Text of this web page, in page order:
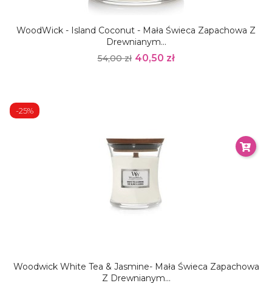
WoodWick - Island Coconut - Mała Świeca Zapachowa Z
Drewnianym...
54,00 zł 40,50 zł
Woodwick White Tea & Jasmine- Mała Świeca Zapachowa
Z Drewnianym...
-25%